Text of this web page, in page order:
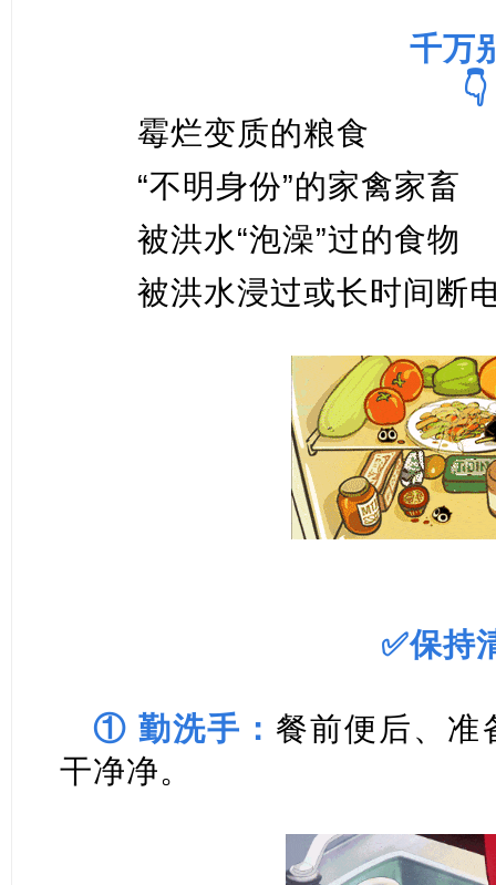
千万
👇
霉烂变质的粮食
“不明身份”的家禽家畜
被洪水“泡澡”过的食物
被洪水浸过或长时间断
✅保持
① 勤洗手： 餐前便后、准
干净净。